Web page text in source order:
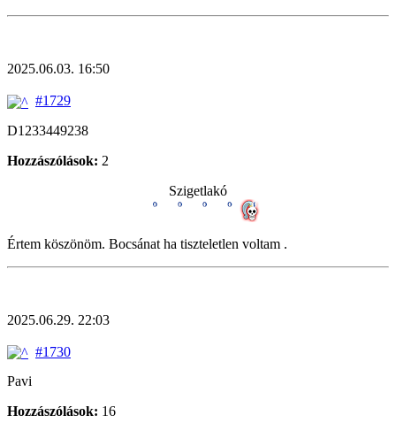
2025.06.03. 16:50
#1729
D1233449238
Hozzászólások: 2
Szigetlakó
Értem köszönöm. Bocsánat ha tiszteletlen voltam .
2025.06.29. 22:03
#1730
Pavi
Hozzászólások: 16